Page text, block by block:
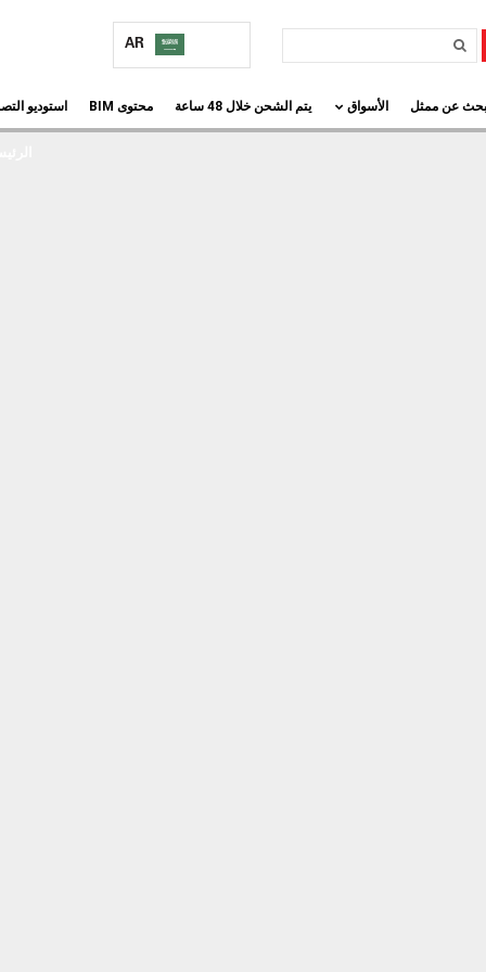
AR
عن ممثل الأسواق يتم الشحن خلال 48 ساعة محتوى BIM استوديو